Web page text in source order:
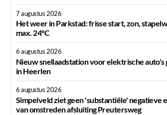
7 augustus 2026
Het weer in Parkstad: frisse start, zon,
max. 24°C
6 augustus 2026
Nieuw snellaadstation voor elektrische auto's
in Heerlen
6 augustus 2026
Simpelveld ziet geen 'substantiële' negatieve
van omstreden afsluiting Preutersweg